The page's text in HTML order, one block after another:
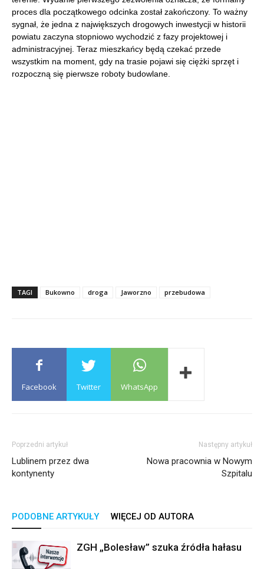
proces dla początkowego odcinka został zakończony. To ważny
sygnał, że jedna z największych drogowych inwestycji w historii
powiatu zaczyna stopniowo wychodzić z fazy projektowej i
administracyjnej. Teraz mieszkańcy będą czekać przede
wszystkim na moment, gdy na trasie pojawi się ciężki sprzęt i
rozpoczną się pierwsze roboty budowlane.
TAGI Bukowno droga Jaworzno przebudowa
Facebook Twitter WhatsApp
Poprzedni artykuł
Lublinem przez dwa
kontynenty
Następny artykuł
Nowa pracownia w Nowym
Szpitalu
PODOBNE ARTYKUŁY WIĘCEJ OD AUTORA
ZGH „Bolesław” szuka źródła hałasu